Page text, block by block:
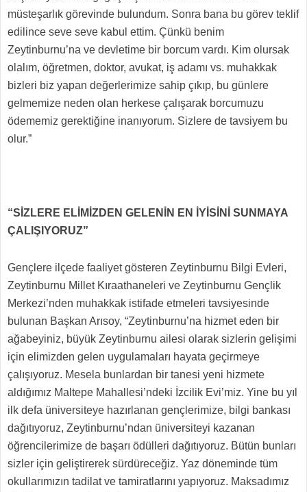
müsteşarlık görevinde bulundum. Sonra bana bu görev teklif
edilince seve seve kabul ettim. Çünkü benim
Zeytinburnu’na ve devletime bir borcum vardı. Kim olursak
olalım, öğretmen, doktor, avukat, iş adamı vs. muhakkak
bizleri biz yapan değerlerimize sahip çıkıp, bu günlere
gelmemize neden olan herkese çalışarak borcumuzu
ödememiz gerektiğine inanıyorum. Sizlere de tavsiyem bu
olur.”
“SİZLERE ELİMİZDEN GELENİN EN İYİSİNİ SUNMAYA
ÇALIŞIYORUZ”
Gençlere ilçede faaliyet gösteren Zeytinburnu Bilgi Evleri,
Zeytinburnu Millet Kıraathaneleri ve Zeytinburnu Gençlik
Merkezi’nden muhakkak istifade etmeleri tavsiyesinde
bulunan Başkan Arısoy, “Zeytinburnu’na hizmet eden bir
ağabeyiniz, büyük Zeytinburnu ailesi olarak sizlerin gelişimi
için elimizden gelen uygulamaları hayata geçirmeye
çalışıyoruz. Mesela bunlardan bir tanesi yeni hizmete
aldığımız Maltepe Mahallesi’ndeki İzcilik Evi’miz. Yine bu yıl
ilk defa üniversiteye hazırlanan gençlerimize, bilgi bankası
dağıtıyoruz, Zeytinburnu’ndan üniversiteyi kazanan
öğrencilerimize de başarı ödülleri dağıtıyoruz. Bütün bunları
sizler için geliştirerek sürdüreceğiz. Yaz döneminde tüm
okullarımızın tadilat ve tamiratlarını yapıyoruz. Maksadımız